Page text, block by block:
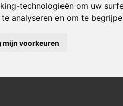
technologieën om uw
analyseren en om te
mijn voorkeuren